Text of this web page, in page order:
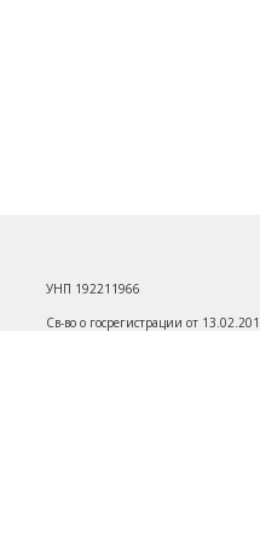
УНП 192211966
Св-во о госрегистрации от